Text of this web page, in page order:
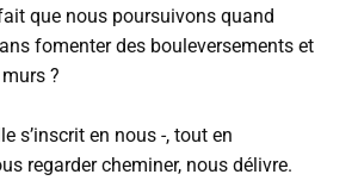
que nous poursuivons quand
fomenter des bouleversements et
?
s’inscrit en nous -, tout en
regarder cheminer, nous délivre.